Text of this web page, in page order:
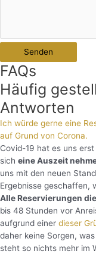
Senden
FAQs
Häufig
Antworten
Ich würde gerne eine
auf Grund von Corona.
Covid-19 hat es uns erst
sich eine Auszeit
uns mit den neuen
Ergebnisse geschaffen,
Alle Reservierungen
bis 48 Stunden vor
aufgrund einer dieser
daher keine Sorgen,
steht so nichts mehr im